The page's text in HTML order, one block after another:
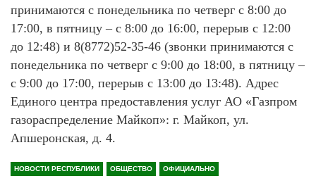
принимаются с понедельника по четверг с 8:00 до
17:00, в пятницу – с 8:00 до 16:00, перерыв с 12:00
до 12:48) и 8(8772)52-35-46 (звонки принимаются с
понедельника по четверг с 9:00 до 18:00, в пятницу –
с 9:00 до 17:00, перерыв с 13:00 до 13:48). Адрес
Единого центра предоставления услуг АО «Газпром
газораспределение Майкоп»: г. Майкоп, ул.
Апшеронская, д. 4.
НОВОСТИ РЕСПУБЛИКИ ОБЩЕСТВО ОФИЦИАЛЬНО